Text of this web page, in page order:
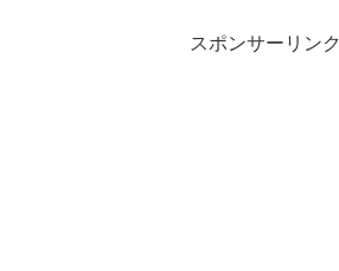
スポンサーリンク